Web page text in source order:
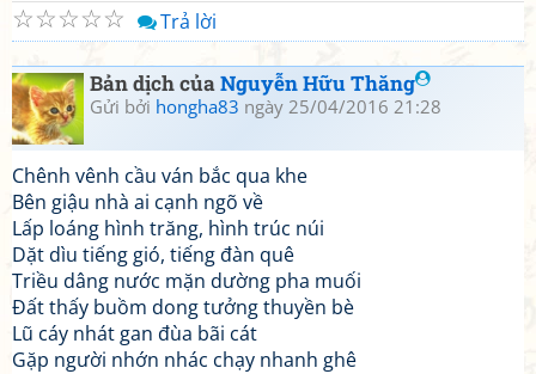
☆
☆
☆
☆
☆ Trả lời
Bản dịch củaNguyễn Hữu Thăng
Gửi bởi hongha83 ngày 25/04/2016 21:28
Chênh vênh cầu ván bắc qua khe
Bên giậu nhà ai cạnh ngõ về
Lấp loáng hình trăng, hình trúc núi
Dặt dìu tiếng gió, tiếng đàn quê
Triều dâng nước mặn dường pha muối
Đất thấy buồm dong tưởng thuyền bè
Lũ cáy nhát gan đùa bãi cát
Gặp người nhớn nhác chạy nhanh ghê